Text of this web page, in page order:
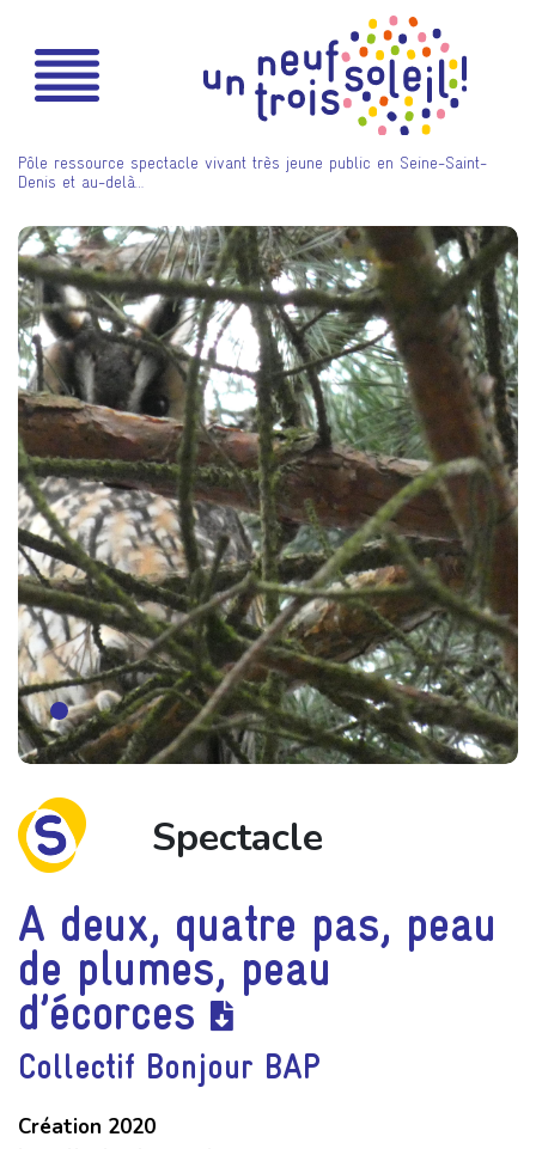
Pôle ressource spectacle vivant très jeune public en Seine-Saint-
Denis et au-delà…
Spectacle
A deux, quatre pas, peau
de plumes, peau
d’écorces
Collectif Bonjour BAP
Création 2020